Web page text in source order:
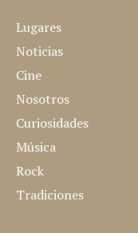
Lugares
Noticias
Cine
Nosotros
Curiosidades
Música
Rock
Tradiciones